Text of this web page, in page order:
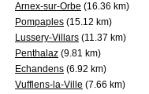
Arnex-sur-Orbe (16.36 km)
Pompaples (15.12 km)
Lussery-Villars (11.37 km)
Penthalaz (9.81 km)
Echandens (6.92 km)
Vufflens-la-Ville (7.66 km)